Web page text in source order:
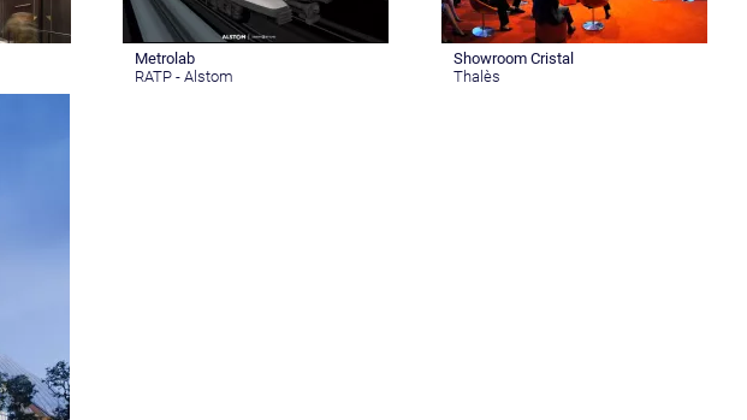
Metrolab
RATP - Alstom
Showroom Cristal
Thalès